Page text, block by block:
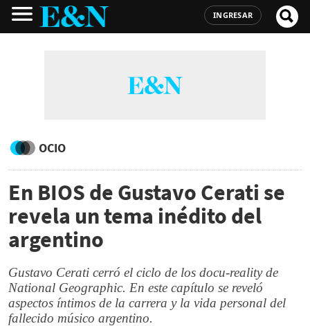
INGRESAR
OCIO
En BIOS de Gustavo Cerati se
revela un tema inédito del
argentino
Gustavo Cerati cerró el ciclo de los docu-reality de
National Geographic. En este capítulo se reveló
aspectos íntimos de la carrera y la vida personal del
fallecido músico argentino.